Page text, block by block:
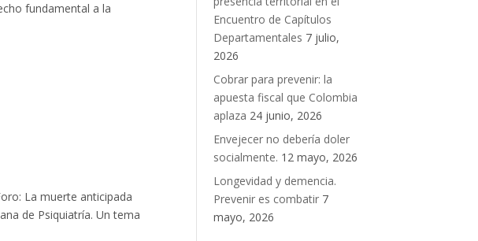
fundamental a la
La muerte anticipada
de Psiquiatría. Un tema
Encuentro de Capítulos
Departamentales 7 julio,
2026
Cobrar para prevenir: la
apuesta fiscal que Colombia
aplaza 24 junio, 2026
Envejecer no debería doler
socialmente. 12 mayo, 2026
Longevidad y demencia.
Prevenir es combatir 7
mayo, 2026